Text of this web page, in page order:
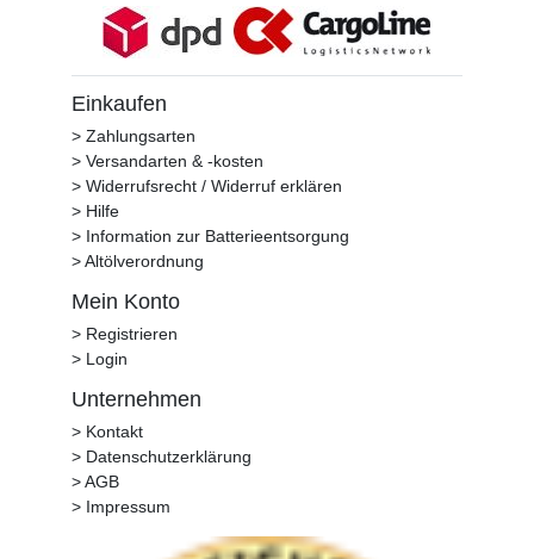
Einkaufen
> Zahlungsarten
> Versandarten & -kosten
> Widerrufsrecht / Widerruf erklären
> Hilfe
> Information zur Batterieentsorgung
> Altölverordnung
Mein Konto
> Registrieren
> Login
Unternehmen
> Kontakt
> Datenschutzerklärung
> AGB
> Impressum